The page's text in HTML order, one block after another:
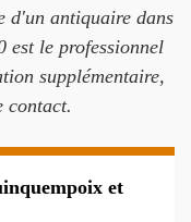
d'un antiquaire dans
est le professionnel
supplémentaire,
contact.
et